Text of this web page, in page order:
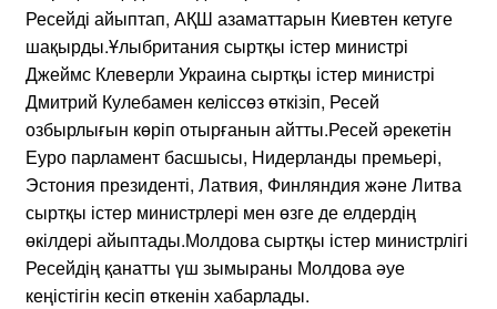
Ресейді айыптап, АҚШ азаматтарын Киевтен кетуге
шақырды.Ұлыбритания сыртқы істер министрі
Джеймс Клеверли Украина сыртқы істер министрі
Дмитрий Кулебамен келіссөз өткізіп, Ресей
озбырлығын көріп отырғанын айтты.Ресей әрекетін
Еуро парламент басшысы, Нидерланды премьері,
Эстония президенті, Латвия, Финляндия және Литва
сыртқы істер министрлері мен өзге де елдердің
өкілдері айыптады.Молдова сыртқы істер министрлігі
Ресейдің қанатты үш зымыраны Молдова әуе
кеңістігін кесіп өткенін хабарлады.